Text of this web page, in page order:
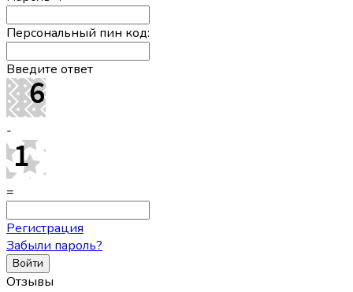
Персональный пин код:
Введите ответ
-
=
Регистрация
Забыли пароль?
Отзывы